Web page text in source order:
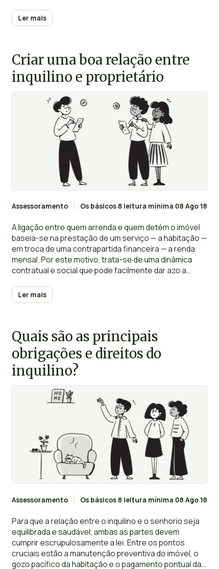
Ler mais
Criar uma boa relação entre
inquilino e proprietário
Assessoramento Os básicos 8 leitura mínima 08 Ago 18
A ligação entre quem arrenda e quem detém o imóvel
baseia-se na prestação de um serviço — a habitação —
em troca de uma contrapartida financeira — a renda
mensal. Por este motivo, trata-se de uma dinâmica
contratual e social que pode facilmente dar azo a
vezes desmotiva quem pondera dar o passo de
investir no mercado de arrendamento habitacional
Ler mais
Quais são as principais
obrigações e direitos do
inquilino?
Assessoramento Os básicos 8 leitura mínima 08 Ago 18
Para que a relação entre o inquilino e o senhorio seja
equilibrada e saudável, ambas as partes devem
cumprir escrupulosamente a lei. Entre os pontos
cruciais estão a manutenção preventiva do imóvel, o
gozo pacífico da habitação e o pagamento pontual da